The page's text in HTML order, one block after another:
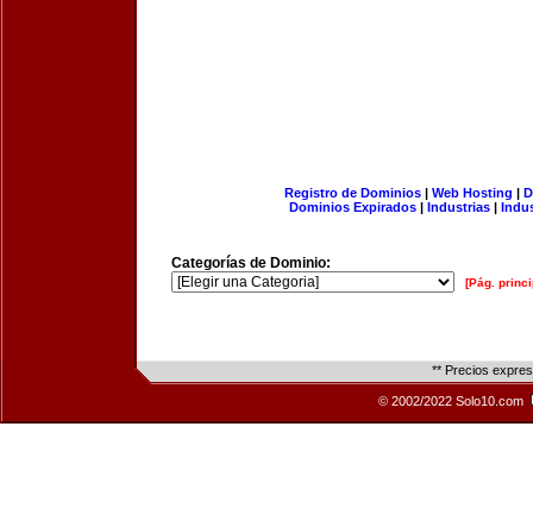
Registro de Dominios| Web Hosting |
Dominios Expirados | Industrias |
Categorías de Dominio:
[Pág.
** Precios
© 2002/2022 Solo10.com